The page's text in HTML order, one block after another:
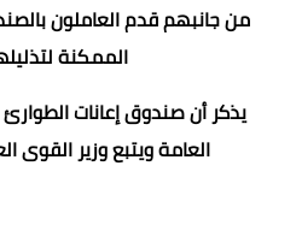
من جانبهم قدم العاملون
الممكنة
العامة ويتبع وزير القوى